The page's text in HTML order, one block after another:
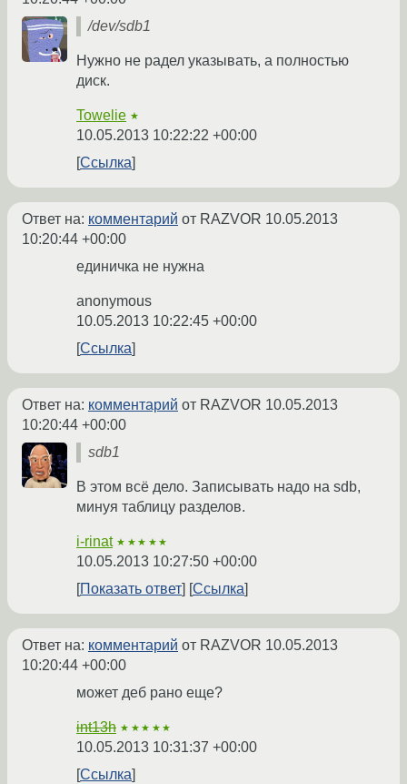
/dev/sdb1
Нужно не радел указывать, а полностью
диск.
Towelie ★
10.05.2013 10:22:22 +00:00
Ссылка
Ответ на: комментарий от RAZVOR 10.05.2013
10:20:44 +00:00
единичка не нужна
anonymous
10.05.2013 10:22:45 +00:00
Ссылка
Ответ на: комментарий от RAZVOR 10.05.2013
10:20:44 +00:00
sdb1
В этом всё дело. Записывать надо на sdb,
минуя таблицу разделов.
i-rinat ★★★★★
10.05.2013 10:27:50 +00:00
Показать ответ
Ссылка
Ответ на: комментарий от RAZVOR 10.05.2013
10:20:44 +00:00
может деб рано еще?
int13h ★★★★★
10.05.2013 10:31:37 +00:00
Ссылка